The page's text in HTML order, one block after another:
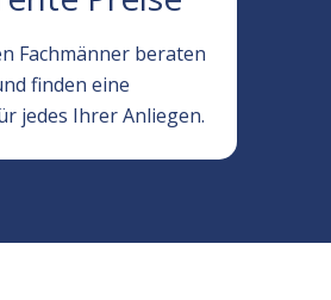
Fachmänner beraten
finden eine
jedes Ihrer Anliegen.